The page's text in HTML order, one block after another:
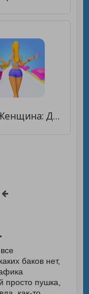
Ногти Женщина: Девушки длинные гонки - Nail Woman [Бесплатные покупки]
баков нет,
просто пушка,